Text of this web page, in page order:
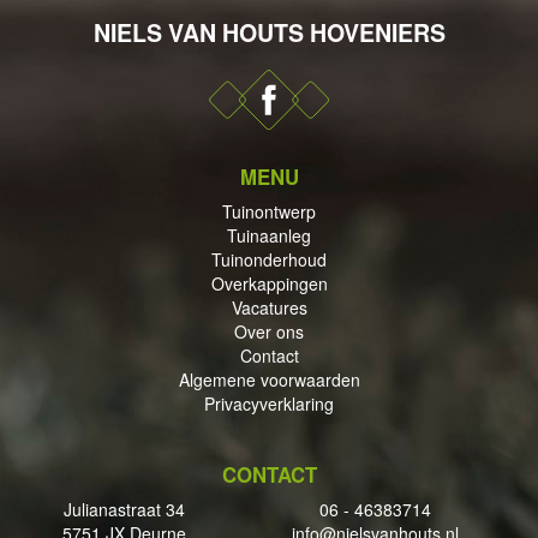
NIELS VAN HOUTS HOVENIERS
MENU
Tuinontwerp
Tuinaanleg
Tuinonderhoud
Overkappingen
Vacatures
Over ons
Contact
Algemene voorwaarden
Privacyverklaring
CONTACT
Julianastraat 34
06 - 46383714
5751 JX Deurne
info@nielsvanhouts.nl